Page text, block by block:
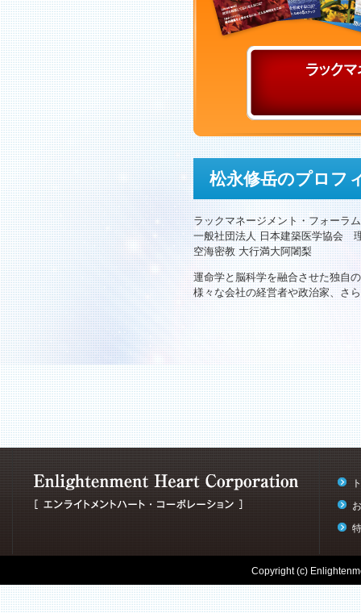
松永修岳のプロフ
ラックマネージメント・フォーラ
一般社団法人 日本建築医学協会
空海密教 大行満大阿闍梨
運命学と脳科学を融合させた独自
様々な会社の経営者や政治家、さ
Copyright (c)